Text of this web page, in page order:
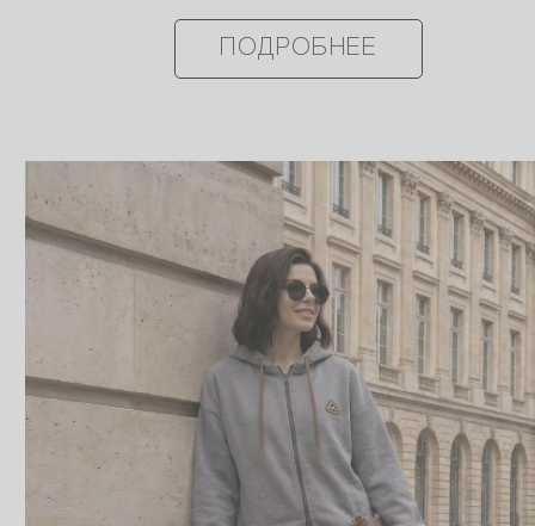
ПОДРОБНЕЕ